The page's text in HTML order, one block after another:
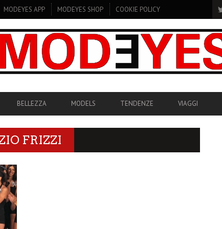
MODEYES APP MODEYES SHOP COOKIE POLICY
BELLEZZA MODELS TENDENZE VIAGGI
FRIZZI